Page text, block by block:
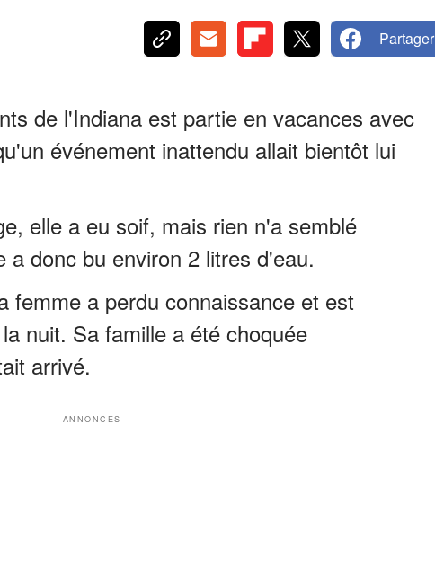
Partager
de l'Indiana est partie en vacances avec
événement inattendu allait bientôt lui
elle a eu soif, mais rien n'a semblé
a donc bu environ 2 litres d'eau.
femme a perdu connaissance et est
nuit. Sa famille a été choquée
arrivé.
ANNONCES